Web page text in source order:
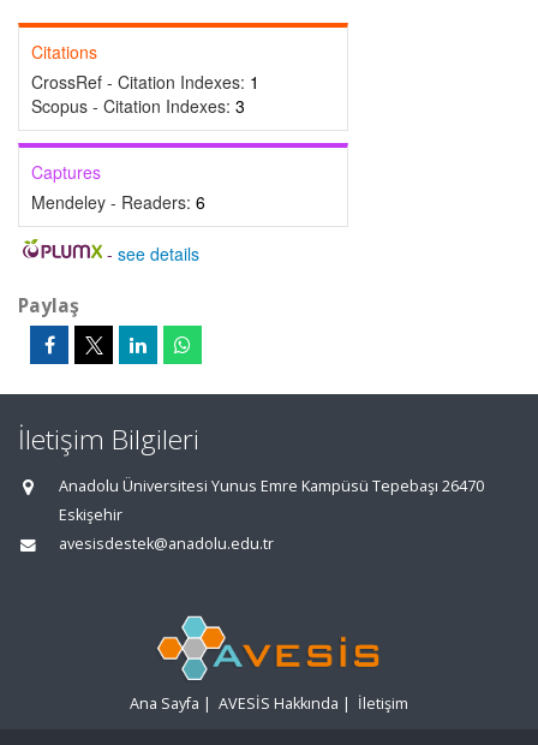
Citations
CrossRef - Citation Indexes: 1
Scopus - Citation Indexes: 3
Captures
Mendeley - Readers: 6
- see details
Paylaş
İletişim Bilgileri
Anadolu Üniversitesi Yunus Emre Kampüsü Tepebaşı 26470
Eskişehir
avesisdestek@anadolu.edu.tr
Ana Sayfa | AVESİS Hakkında | İletişim